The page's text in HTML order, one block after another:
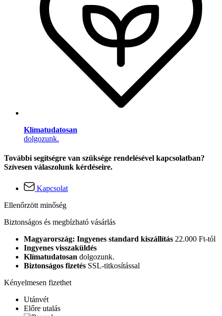
Klímatudatosan
dolgozunk.
További segítségre van szüksége rendelésével kapcsolatban?
Szívesen válaszolunk kérdéseire.
Kapcsolat
Ellenőrzött minőség
Biztonságos és megbízható vásárlás
Magyarország: Ingyenes standard kiszállítás 22.000 Ft-tól
Ingyenes visszaküldés
Klímatudatosan dolgozunk.
Biztonságos fizetés SSL-titkosítással
Kényelmesen fizethet
Utánvét
Előre utalás